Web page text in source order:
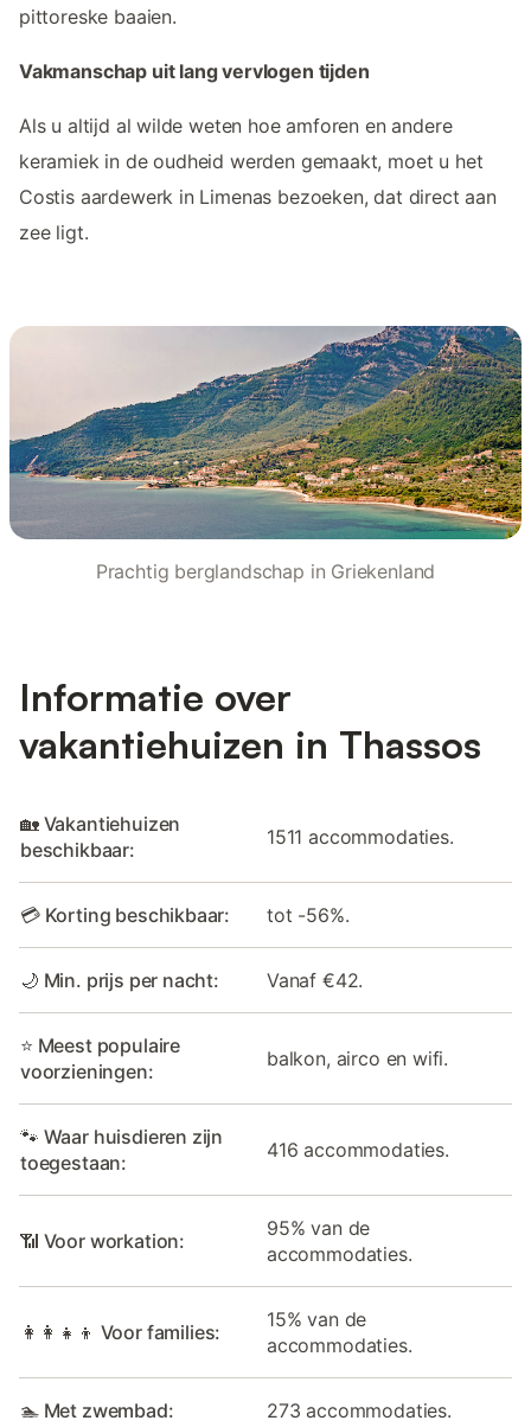
pittoreske baaien.
Vakmanschap uit lang vervlogen tijden
Als u altijd al wilde weten hoe amforen en andere
keramiek in de oudheid werden gemaakt, moet u het
Costis aardewerk in Limenas bezoeken, dat direct aan
zee ligt.
Prachtig berglandschap in Griekenland
Informatie over
vakantiehuizen in Thassos
🏡 Vakantiehuizen
beschikbaar:
1511 accommodaties.
💳 Korting beschikbaar: tot -56%.
🌙 Min. prijs per nacht: Vanaf €42.
⭐ Meest populaire
voorzieningen:
balkon, airco en wifi.
🐾 Waar huisdieren zijn
toegestaan:
416 accommodaties.
📶 Voor workation:
95% van de
accommodaties.
👩‍👩‍👧‍👦 Voor families:
15% van de
accommodaties.
🏊 Met zwembad: 273 accommodaties.